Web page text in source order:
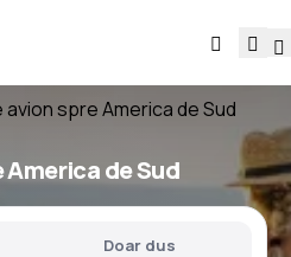
avion spre America de Sud
de Sud
Doar dus